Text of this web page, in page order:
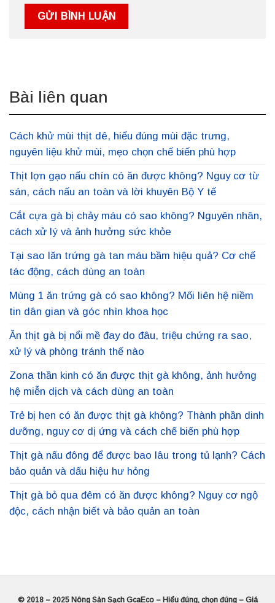
Bài liên quan
Cách khử mùi thịt dê, hiểu đúng mùi đặc trưng,
nguyên liệu khử mùi, mẹo chọn chế biến phù hợp
Thịt lợn gạo nấu chín có ăn được không? Nguy cơ từ
sán, cách nấu an toàn và lời khuyên Bộ Y tế
Cắt cựa gà bị chảy máu có sao không? Nguyên nhân,
cách xử lý và ảnh hưởng sức khỏe
Tại sao lăn trứng gà tan máu bầm hiệu quả? Cơ chế
tác động, cách dùng an toàn
Mùng 1 ăn trứng gà có sao không? Mối liên hệ niềm
tin dân gian và góc nhìn khoa học
Ăn thịt gà bị nổi mề đay do đâu, triệu chứng ra sao,
xử lý và phòng tránh thế nào
Zona thần kinh có ăn được thịt gà không, ảnh hưởng
hệ miễn dịch và cách dùng an toàn
Trẻ bị hen có ăn được thịt gà không? Thành phần dinh
dưỡng, nguy cơ dị ứng và cách chế biến phù hợp
Thịt gà nấu đông để được bao lâu trong tủ lạnh? Cách
bảo quản và dấu hiệu hư hỏng
Thịt gà bỏ qua đêm có ăn được không? Nguy cơ ngộ
độc, cách nhận biết và bảo quản an toàn
© 2018 – 2025 Nông Sản Sạch GcaEco – Hiểu đúng, chọn đúng – Giá